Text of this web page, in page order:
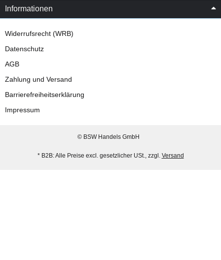
Informationen
Widerrufsrecht (WRB)
Datenschutz
AGB
Zahlung und Versand
Barrierefreiheitserklärung
Impressum
© BSW Handels GmbH
* B2B: Alle Preise excl. gesetzlicher USt., zzgl. Versand